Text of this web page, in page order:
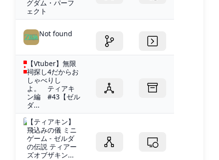
グダム・パーフ
ェクト
Not found
【Vtuber】無限
祠探し4だからお
しゃべりし
よ。 ティアキ
ン編 #43【ゼル
ダ...
【ティアキン】
飛込みの儀 ミニ
ゲーム - ゼルダ
の伝説 ティアー
ズオブザキン...